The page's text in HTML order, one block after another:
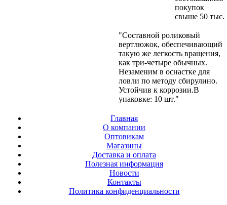
покупок
свыше 50 тыс.
"Составной роликовый
вертлюжок, обеспечивающий
такую же легкость вращения,
как три-четыре обычных.
Незаменим в оснастке для
ловли по методу сбирулино.
Устойчив к коррозии.В
упаковке: 10 шт."
Главная
О компании
Оптовикам
Магазины
Доставка и оплата
Полезная информация
Новости
Контакты
Политика конфиденциальности